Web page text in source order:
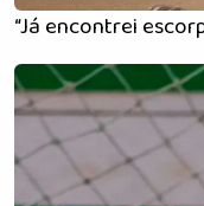
“Já encontrei